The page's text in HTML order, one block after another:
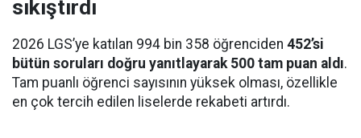
sıkıştırdı
2026 LGS’ye katılan 994 bin 358 öğrenciden 452’si
bütün soruları doğru yanıtlayarak 500 tam puan aldı.
Tam puanlı öğrenci sayısının yüksek olması, özellikle
en çok tercih edilen liselerde rekabeti artırdı.